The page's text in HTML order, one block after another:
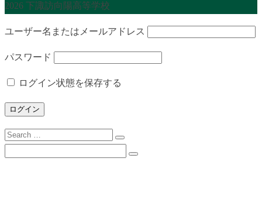
2026 下諏訪向陽高等学校
ユーザー名またはメールアドレス
パスワード
ログイン状態を保存する
Search